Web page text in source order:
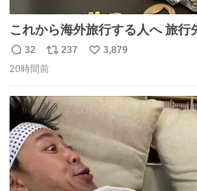
これから海外旅行する人へ 旅行
る マグネットを買って欲しい。 僕は交換留学してた1年間
で20カ国回ったけど、旅行先で
どそれぞれのマグネットを見る
みがえります。
返
信
32
リ
ポ
ト
数
237
い
数
3,879
20時間前